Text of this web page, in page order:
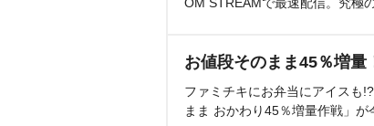
お値段そのまま45％増
ファミチキにお弁当にアイスも
まま おかわり45％増量作戦」が